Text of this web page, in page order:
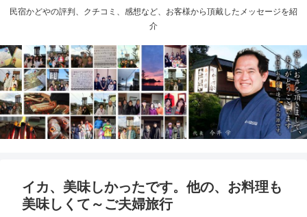
民宿かどやの評判、クチコミ、感想など、お客様から頂戴したメッセージを紹
介
イカ、美味しかったです。他の、お料理も
美味しくて～ご夫婦旅行